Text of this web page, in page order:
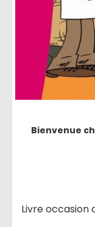
Bienvenue
Livre occasion